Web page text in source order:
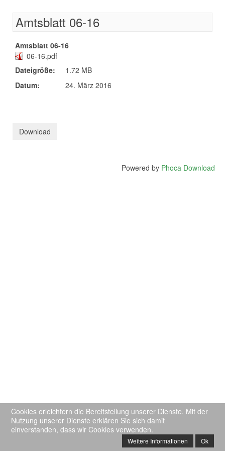
Amtsblatt 06-16
Amtsblatt 06-16
06-16.pdf
Dateigröße:
1.72 MB
Datum:
24. März 2016
Powered by Phoca Download
Cookies erleichtern die Bereitstellung unserer Dienste. Mit der
Nutzung unserer Dienste erklären Sie sich damit
einverstanden, dass wir Cookies verwenden.
Weitere Informationen Ok